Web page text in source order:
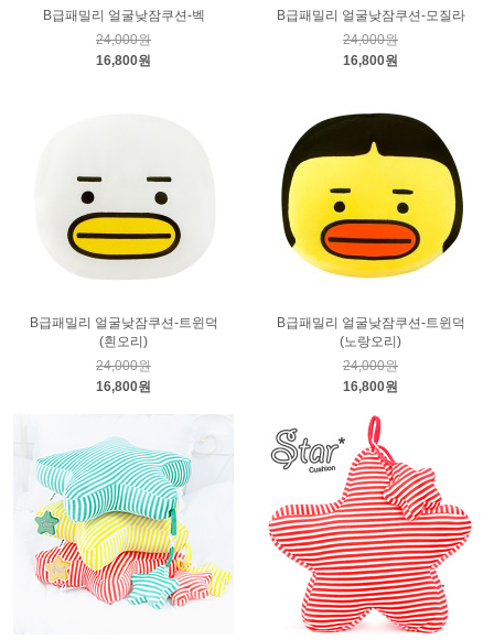
B급패밀리 얼굴낮잠쿠션-벡
24,000원
16,800원
B급패밀리 얼굴낮잠쿠션-모질라
24,000원
16,800원
B급패밀리 얼굴낮잠쿠션-트윈덕
(흰오리)
24,000원
16,800원
B급패밀리 얼굴낮잠쿠션-트윈덕
(노랑오리)
24,000원
16,800원